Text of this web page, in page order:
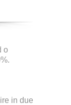
o
in due